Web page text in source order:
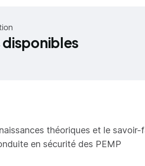
disponibles
théoriques et le savoir-
en sécurité des PEMP